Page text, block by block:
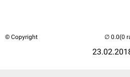
© Copyright (0